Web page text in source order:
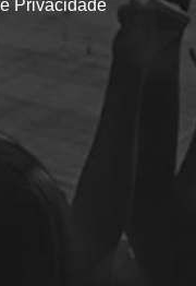
Privacidade